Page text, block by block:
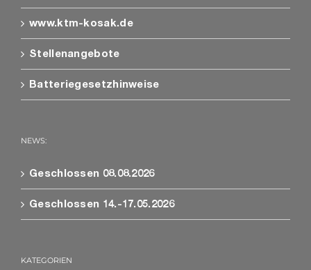
www.ktm-kosak.de
Stellenangebote
Batteriegesetzhinweise
NEWS:
Geschlossen 08.08.2026
Geschlossen 14.-17.05.2026
KATEGORIEN